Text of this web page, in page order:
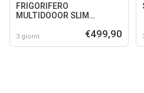
FRIGORIFERO
MULTIDOOOR SLIM
3 giorni €499,90